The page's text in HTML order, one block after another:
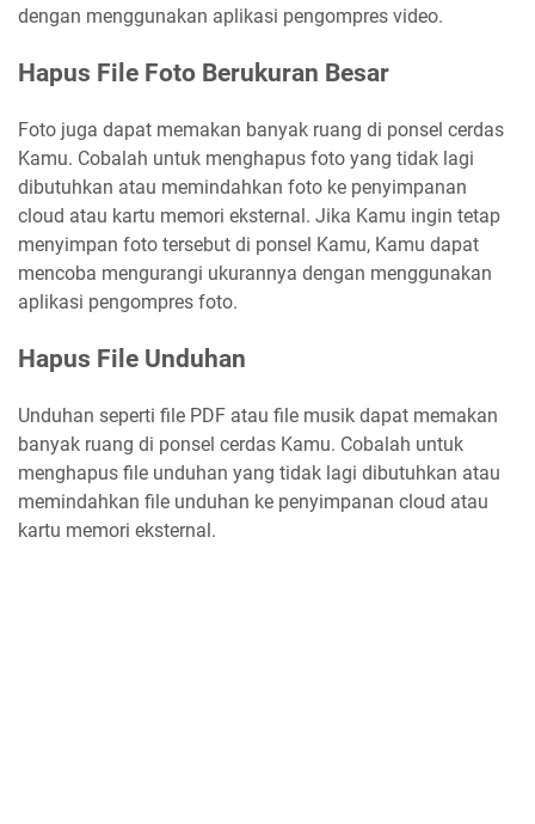
dengan menggunakan aplikasi pengompres video.
Hapus File Foto Berukuran Besar
Foto juga dapat memakan banyak ruang di ponsel cerdas
Kamu. Cobalah untuk menghapus foto yang tidak lagi
dibutuhkan atau memindahkan foto ke penyimpanan
cloud atau kartu memori eksternal. Jika Kamu ingin tetap
menyimpan foto tersebut di ponsel Kamu, Kamu dapat
mencoba mengurangi ukurannya dengan menggunakan
aplikasi pengompres foto.
Hapus File Unduhan
Unduhan seperti file PDF atau file musik dapat memakan
banyak ruang di ponsel cerdas Kamu. Cobalah untuk
menghapus file unduhan yang tidak lagi dibutuhkan atau
memindahkan file unduhan ke penyimpanan cloud atau
kartu memori eksternal.